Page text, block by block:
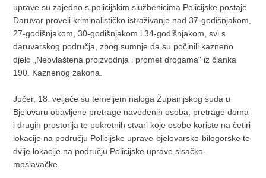
uprave su zajedno s policijskim službenicima Policijske postaje
Daruvar proveli kriminalističko istraživanje nad 37-godišnjakom,
27-godišnjakom, 30-godišnjakom i 34-godišnjakom, svi s
daruvarskog područja, zbog sumnje da su počinili kazneno
djelo „Neovlaštena proizvodnja i promet drogama“ iz članka
190. Kaznenog zakona.
Jučer, 18. veljače su temeljem naloga Županijskog suda u
Bjelovaru obavljene pretrage navedenih osoba, pretrage doma
i drugih prostorija te pokretnih stvari koje osobe koriste na četiri
lokacije na području Policijske uprave-bjelovarsko-bilogorske te
dvije lokacije na području Policijske uprave sisačko-
moslavačke.